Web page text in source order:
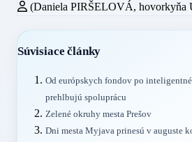
(Daniela PIRŠELOVÁ, hovorkyňa
Súvisiace články
Od európskych fondov po
prehlbujú spoluprácu
Zelené okruhy mesta Prešov
Dni mesta Myjava prinesú v auguste